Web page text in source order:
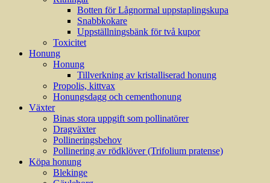
Botten för Lågnormal uppstaplingskupa
Snabbkokare
Uppställningsbänk för två kupor
Toxicitet
Honung
Honung
Tillverkning av kristalliserad honung
Propolis, kittvax
Honungsdagg och cementhonung
Växter
Binas stora uppgift som pollinatörer
Dragväxter
Pollineringsbehov
Pollinering av rödklöver (Trifolium pratense)
Köpa honung
Blekinge